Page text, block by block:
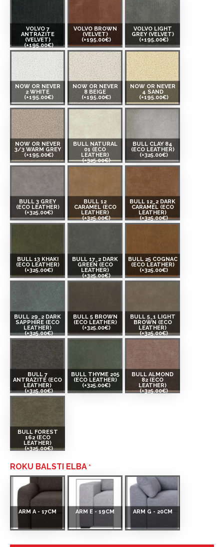
VOLVO 7
ANTRAZITE
(VELVET)
(+195.00€)
VOLVO BROWN
(VELVET)
(+195.00€)
VOLVO LIGHT
GREY (VELVET)
(+195.00€)
NOW OR NEVER
2 WHITE
(+195.00€)
NOW OR NEVER
8 BEIGE
(+195.00€)
NOW OR NEVER
4 SAND
(+195.00€)
NOW OR NEVER
3/3 WARM GREY
(+195.00€)
BULL NATURAL
01 (ECO
LEATHER)
(+325.00€)
BULL CLAY 84
(ECO LEATHER)
(+325.00€)
BULL 3 GREY
(ECO LEATHER)
(+325.00€)
BULL 12
CARAMEL (ECO
LEATHER)
(+325.00€)
BULL 12_2 DARK
CARAMEL (ECO
LEATHER)
(+325.00€)
BULL 13 KHAKI
(ECO LEATHER)
(+325.00€)
BULL 17_2 DARK
GREEN (ECO
LEATHER)
(+325.00€)
BULL 25 COGNAC
(ECO LEATHER)
(+325.00€)
BULL 29_2 DARK
SAPPHIRE (ECO
LEATHER)
(+325.00€)
BULL 5 BROWN
(ECO LEATHER)
(+325.00€)
BULL 5_1 LIGHT
BROWN (ECO
LEATHER)
(+325.00€)
BULL 7
ANTRAZITE (ECO
LEATHER)
(+325.00€)
BULL THYME 205
(ECO LEATHER)
(+325.00€)
BULL ALMOND
82 (ECO
LEATHER)
(+325.00€)
BULL FOREST
162 (ECO
LEATHER)
(+325.00€)
ROKU BALSTI ELBA
ARM A - 17CM ARM E - 19CM ARM G - 20CM